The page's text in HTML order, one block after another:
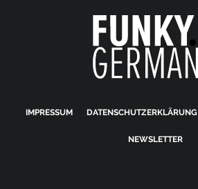
IMPRESSUM DATENSCHUTZERKLÄRUNG
NEWSLETTER